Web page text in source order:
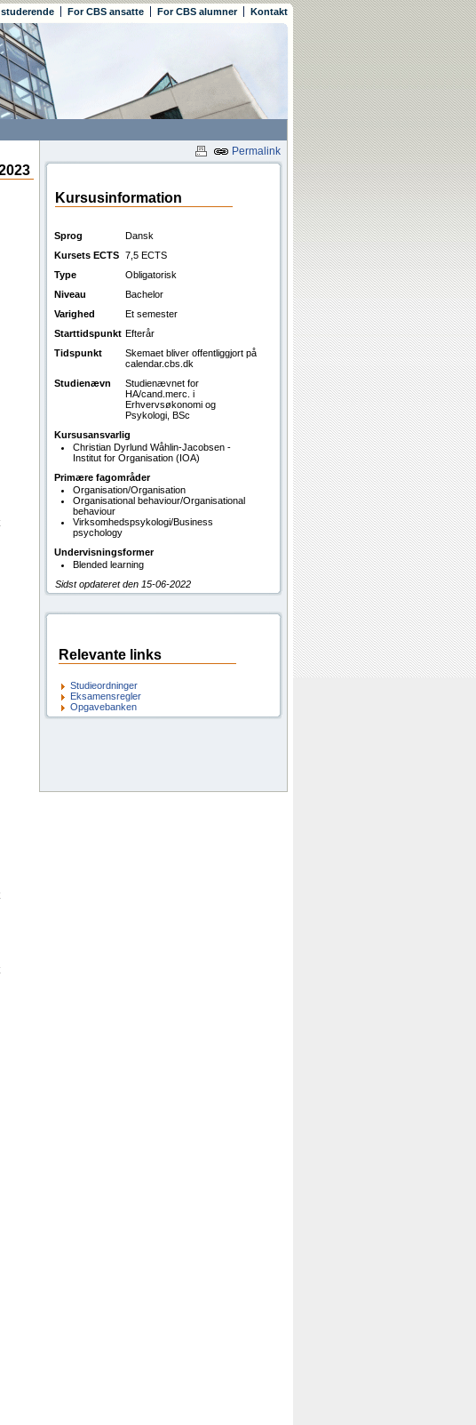
For CBS ansatte For CBS alumner Kontakt
Permalink
Kursusinformation
Sprog
Dansk
Kursets ECTS 7,5 ECTS
Type
Obligatorisk
Niveau
Bachelor
Varighed
Et semester
Starttidspunkt Efterår
Tidspunkt
Skemaet bliver offentliggjort på
calendar.cbs.dk
Studienævn
Studienævnet for
HA/cand.merc. i
Erhvervsøkonomi og
Psykologi, BSc
Kursusansvarlig
Christian Dyrlund Wåhlin-Jacobsen -
Institut for Organisation (IOA)
Primære fagområder
Organisation/Organisation
Organisational behaviour/Organisational
behaviour
Virksomhedspsykologi/Business
psychology
Undervisningsformer
Blended learning
Sidst opdateret den 15-06-2022
Relevante links
Studieordninger
Eksamensregler
Opgavebanken